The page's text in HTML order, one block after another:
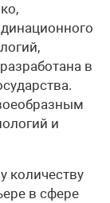
в
и
количеству
в сфере